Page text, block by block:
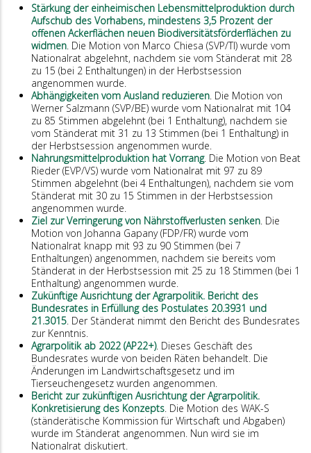
Stärkung der einheimischen Lebensmittelproduktion durch
Aufschub des Vorhabens, mindestens 3,5 Prozent der
offenen Ackerflächen neuen Biodiversitätsförderflächen zu
widmen . Die Motion von Marco Chiesa (SVP/TI) wurde vom
Nationalrat abgelehnt, nachdem sie vom Ständerat mit 28
zu 15 (bei 2 Enthaltungen) in der Herbstsession
angenommen wurde.
Abhängigkeiten vom Ausland reduzieren . Die Motion von
Werner Salzmann (SVP/BE) wurde vom Nationalrat mit 104
zu 85 Stimmen abgelehnt (bei 1 Enthaltung), nachdem sie
vom Ständerat mit 31 zu 13 Stimmen (bei 1 Enthaltung) in
der Herbstsession angenommen wurde.
Nahrungsmittelproduktion hat Vorrang. Die Motion von Beat
Rieder (EVP/VS) wurde vom Nationalrat mit 97 zu 89
Stimmen abgelehnt (bei 4 Enthaltungen), nachdem sie vom
Ständerat mit 30 zu 15 Stimmen in der Herbstsession
angenommen wurde.
Ziel zur Verringerung von Nährstoffverlusten senken . Die
Motion von Johanna Gapany (FDP/FR) wurde vom
Nationalrat knapp mit 93 zu 90 Stimmen (bei 7
Enthaltungen) angenommen, nachdem sie bereits vom
Ständerat in der Herbstsession mit 25 zu 18 Stimmen (bei 1
Enthaltung) angenommen wurde.
Zukünftige Ausrichtung der Agrarpolitik. Bericht des
Bundesrates in Erfüllung des Postulates 20.3931 und
21.3015 . Der Ständerat nimmt den Bericht des Bundesrates
zur Kenntnis.
Agrarpolitik ab 2022 (AP22+). Dieses Geschäft des
Bundesrates wurde von beiden Räten behandelt. Die
Änderungen im Landwirtschaftsgesetz und im
Tierseuchengesetz wurden angenommen.
Bericht zur zukünftigen Ausrichtung der Agrarpolitik.
Konkretisierung des Konzepts . Die Motion des WAK-S
(ständerätische Kommission für Wirtschaft und Abgaben)
wurde im Ständerat angenommen. Nun wird sie im
Nationalrat diskutiert.